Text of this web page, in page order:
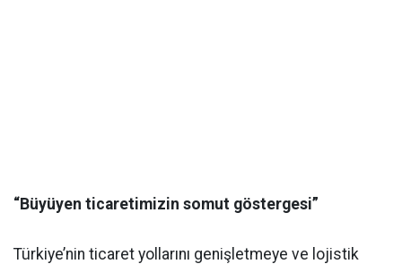
“Büyüyen ticaretimizin somut göstergesi”
Türkiye’nin ticaret yollarını genişletmeye ve lojistik